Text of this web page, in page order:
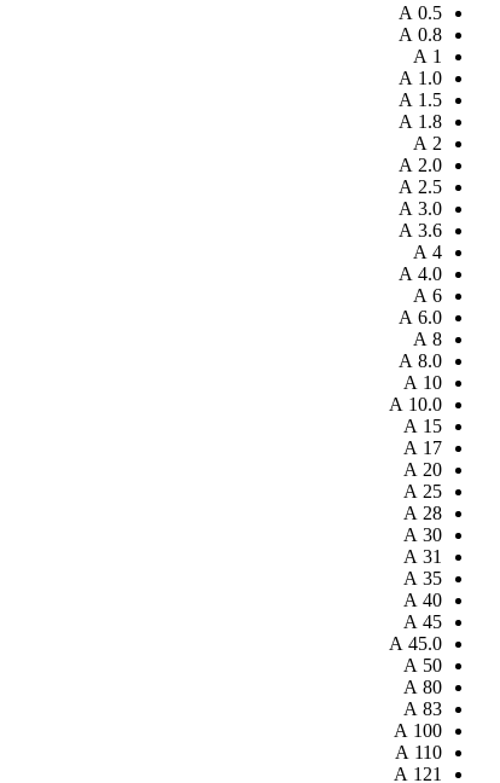
0.5
A
0.8
A
1
A
1.0
A
1.5
A
1.8
A
2
A
2.0
A
2.5
A
3.0
A
3.6
A
4
A
4.0
A
6
A
6.0
A
8
A
8.0
A
10
A
10.0
A
15
A
17
A
20
A
25
A
28
A
30
A
31
A
35
A
40
A
45
A
45.0
A
50
A
80
A
83
A
100
A
110
A
121
A